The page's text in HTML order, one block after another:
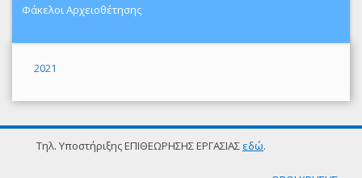
Φάκελοι Αρχειοθέτησης
2021
Τηλ. Υποστήριξης ΕΠΙΘΕΩΡΗΣΗΣ ΕΡΓΑΣΙΑΣ εδώ.